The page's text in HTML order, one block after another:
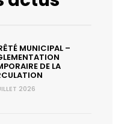
MUNICIPAL –
DE LA
2026